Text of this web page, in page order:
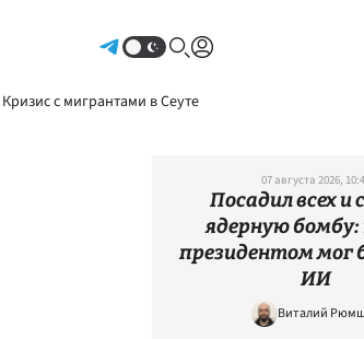
Кризис с мигрантами в Сеуте
07 августа 2026,
Посадил всех и
ядерную
президентом мог
ИИ
Виталий